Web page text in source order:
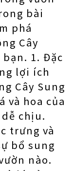
bài
phá
Cây
1. Đặc
lợi ích
Cây Sung
và hoa của
chịu.
trưng và
bổ sung
nào.